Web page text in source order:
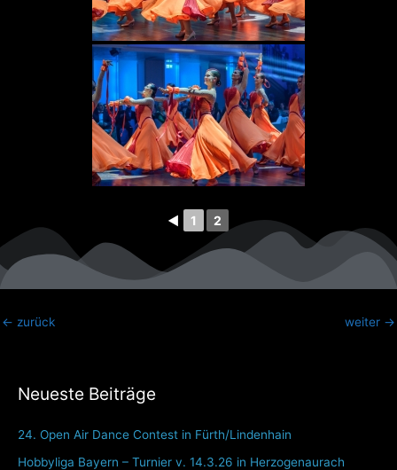
Neueste Beiträge
24. Open Air Dance Contest in Fürth/Lindenhain
Hobbyliga Bayern – Turnier v. 14.3.26 in Herzogenaurach
◄ 1 2
← zurück weiter →